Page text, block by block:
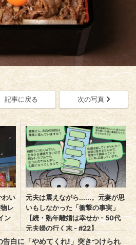
記事に戻る 次の写真